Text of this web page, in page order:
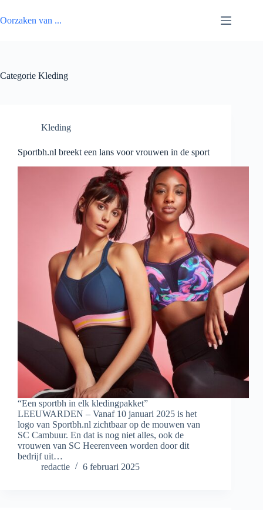
naar
de
Oorzaken van ...
Categorie Kleding
Kleding
Sportbh.nl breekt een lans voor vrouwen in de sport
“Een sportbh in elk kledingpakket”
LEEUWARDEN – Vanaf 10 januari 2025 is het
logo van Sportbh.nl zichtbaar op de mouwen van
SC Cambuur. En dat is nog niet alles, ook de
vrouwen van SC Heerenveen worden door dit
bedrijf uit…
redactie
6 februari 2025